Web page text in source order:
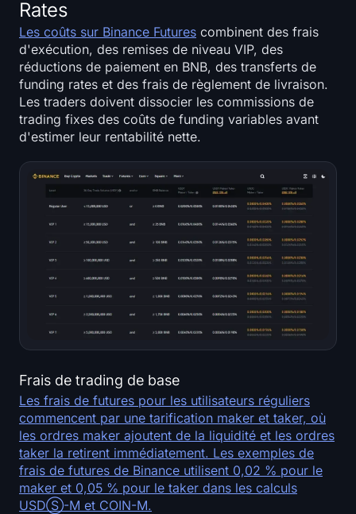
Rates
Les coûts sur Binance Futures combinent des frais
d'exécution, des remises de niveau VIP, des
réductions de paiement en BNB, des transferts de
funding rates et des frais de règlement de livraison.
Les traders doivent dissocier les commissions de
trading fixes des coûts de funding variables avant
d'estimer leur rentabilité nette.
Frais de trading de base
Les frais de futures pour les utilisateurs réguliers
commencent par une tarification maker et taker, où
les ordres maker ajoutent de la liquidité et les ordres
taker la retirent immédiatement. Les exemples de
frais de futures de Binance utilisent 0,02 % pour le
maker et 0,05 % pour le taker dans les calculs
USDⓈ-M et COIN-M.